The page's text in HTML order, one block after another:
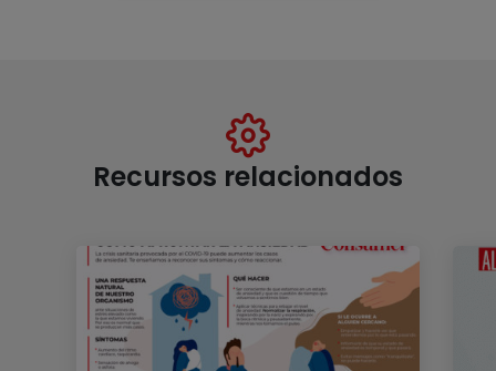
Recursos relacionados